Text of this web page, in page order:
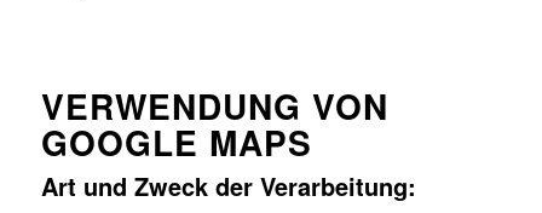
VERWENDUNG VON
GOOGLE MAPS
Art und Zweck der Verarbeitung: